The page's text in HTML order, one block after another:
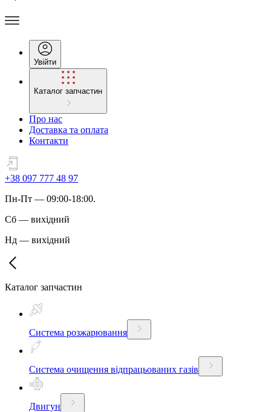
Увійти
Каталог запчастин
Про нас
Доставка та оплата
Контакти
+38 097 777 48 97
Пн-Пт — 09:00-18:00.
Сб — вихідний
Нд — вихідний
Каталог запчастин
Система розжарювання
Система очищення відпрацьованих газів
Двигун